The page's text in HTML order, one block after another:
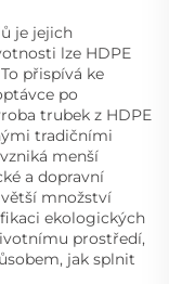
je jejich
lze HDPE
přispívá ke
po
trubek z HDPE
tradičními
menší
a dopravní
množství
ekologických
prostředí,
jak splnit